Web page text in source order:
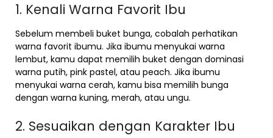
1. Kenali Warna Favorit Ibu
Sebelum membeli buket bunga, cobalah perhatikan
warna favorit ibumu. Jika ibumu menyukai warna
lembut, kamu dapat memilih buket dengan dominasi
warna putih, pink pastel, atau peach. Jika ibumu
menyukai warna cerah, kamu bisa memilih bunga
dengan warna kuning, merah, atau ungu.
2. Sesuaikan dengan Karakter Ibu